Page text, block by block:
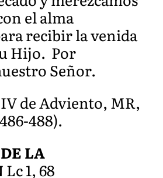
el alma
recibir la venida
Hijo. Por
Señor.
de Adviento, MR,
488).
LA
Lc 1, 68